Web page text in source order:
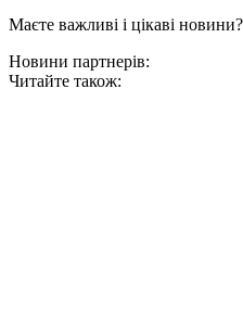
Маєте важливі і цікаві
Новини партнерів:
Читайте також: